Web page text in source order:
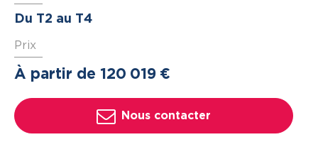
Du T2 au T4
Prix
À partir de 120 019 €
Nous contacter